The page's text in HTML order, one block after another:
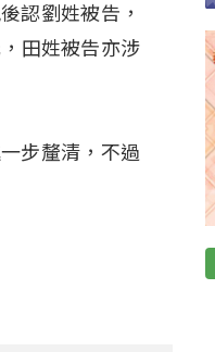
認劉姓被告，
田姓被告亦涉
步釐清，不過